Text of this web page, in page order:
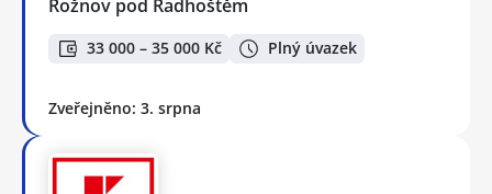
Rožnov pod Radhoštěm
33 000 – 35 000 Kč Plný úvazek
Zveřejněno: 3. srpna